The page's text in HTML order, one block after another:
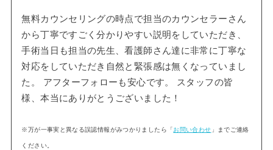
無料カウンセリングの時点で担当のカウンセラーさん
から丁寧ですごく分かりやすい説明をしていただき、
手術当日も担当の先生、看護師さん達に非常に丁寧な
対応をしていただき自然と緊張感は無くなっていまし
た。 アフターフォローも安心です。 スタッフの皆
様、本当にありがとうございました！
※万が一事実と異なる誤認情報がみつかりましたら「お問い合わせ 」までご連絡
ください。